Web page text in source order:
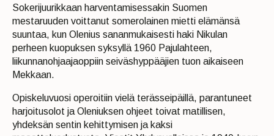
Sokerijuurikkaan harventamisessakin Suomen
mestaruuden voittanut somerolainen mietti elämänsä
suuntaa, kun Olenius sananmukaisesti haki Nikulan
perheen kuopuksen syksyllä 1960 Pajulahteen,
liikunnanohjaajaoppiin seiväshyppääjien tuon aikaiseen
Mekkaan.
Opiskeluvuosi operoitiin vielä terässeipäillä, parantuneet
harjoitusolot ja Oleniuksen ohjeet toivat matillisen,
yhdeksän sentin kehittymisen ja kaksi